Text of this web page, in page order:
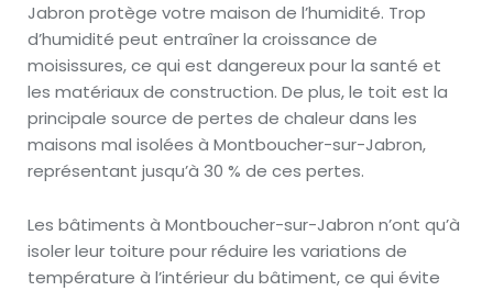
Jabron protège votre maison de l’humidité. Trop
d’humidité peut entraîner la croissance de
moisissures, ce qui est dangereux pour la santé et
les matériaux de construction. De plus, le toit est la
principale source de pertes de chaleur dans les
maisons mal isolées à Montboucher-sur-Jabron,
représentant jusqu’à 30 % de ces pertes.
Les bâtiments à Montboucher-sur-Jabron n’ont qu’à
isoler leur toiture pour réduire les variations de
température à l’intérieur du bâtiment, ce qui évite